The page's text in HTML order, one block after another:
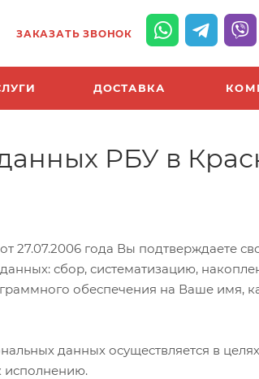
ЗАКАЗАТЬ ЗВОНОК
ДОСТАВКА
РБУ в
года Вы подтверждаете
сбор, систематизацию,
обеспечения на Ваше имя,
данных осуществляется в
исполнению.